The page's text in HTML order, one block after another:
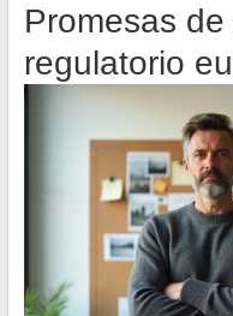
Promesas
regulatorio